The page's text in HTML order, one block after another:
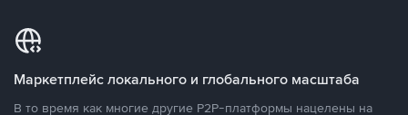
Маркетплейс локального и глобального масштаба
В то время как многие другие P2P-платформы нацелены на